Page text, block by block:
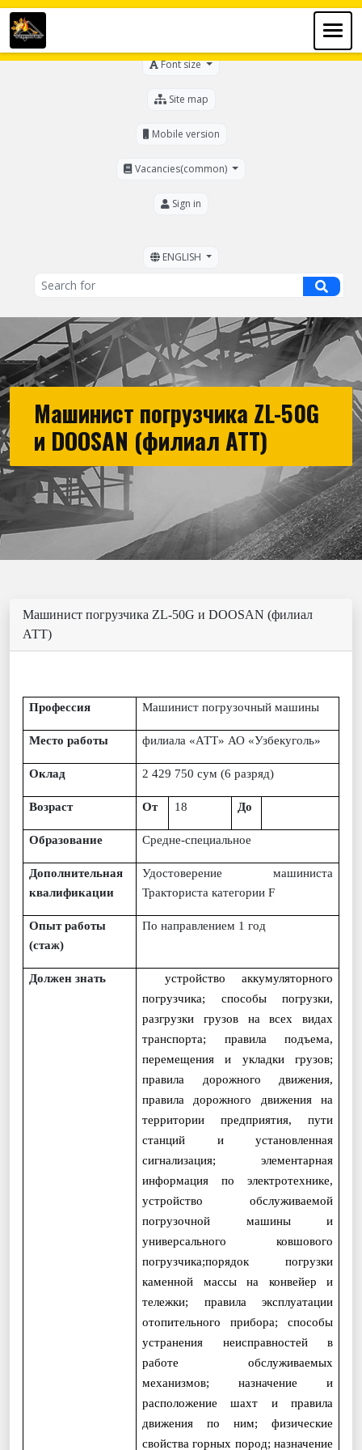
Font size
Site map
Mobile version
Vacancies(common)
Sign in
ENGLISH
Машинист погрузчика ZL-50G
и DOOSAN (филиал АТТ)
Машинист погрузчика ZL-50G и DOOSAN (филиал
АТТ)
Профессия Машинист погрузочный машины
Место работы филиала «АТТ» АО «Узбекуголь»
Оклад 2 429 750 сум (6 разряд)
Возраст От 18 До
Образование Средне-специальное
Дополнительная
квалификации
Удостоверение машиниста
Тракториста категории F
Опыт работы
(стаж)
По направлением 1 год
Должен знать
устройство аккумуляторного
погрузчика; способы погрузки,
разгрузки грузов на всех видах
транспорта; правила подъема,
перемещения и укладки грузов;
правила дорожного движения,
правила дорожного движения на
территории предприятия, пути
станций и установленная
сигнализация; элементарная
информация по электротехнике,
устройство обслуживаемой
погрузочной машины и
универсального ковшового
погрузчика;порядок погрузки
каменной массы на конвейер и
тележки; правила эксплуатации
отопительного прибора; способы
устранения неисправностей в
работе обслуживаемых
механизмов; назначение и
расположение шахт и правила
движения по ним; физические
свойства горных пород; назначение